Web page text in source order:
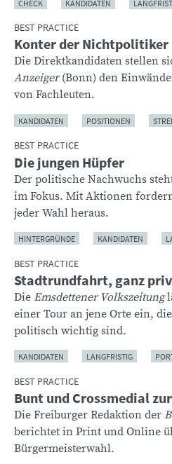
CHECK KANDIDATEN
BEST PRACTICE
Konter der Nichtpolitiker
Die Direktkandidaten stellen
Anzeiger(Bonn) den
von Fachleuten.
KANDIDATEN POSITIONEN
BEST PRACTICE
Die jungen Hüpfer
Der politische Nachwuchs
im Fokus. Mit Aktionen
jeder Wahl heraus.
HINTERGRÜNDE KANDIDATEN
BEST PRACTICE
Stadtrundfahrt, ganz
Die Emsdettener Volkszeitung
einer Tour an jene Orte ein,
politisch wichtig sind.
KANDIDATEN LANGFRISTIG
BEST PRACTICE
Bunt und Crossmedial
Die Freiburger Redaktion der
berichtet in Print und Online
Bürgermeisterwahl.